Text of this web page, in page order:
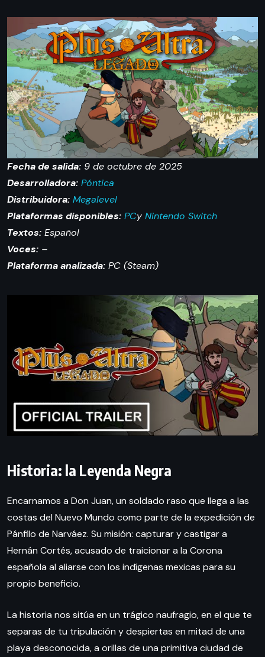
Fecha de salida: 9 de octubre de 2025
Desarrolladora: Póntica
Distribuidora: Megalevel
Plataformas disponibles: PCy Nintendo Switch
Textos: Español
Voces: –
Plataforma analizada: PC (Steam)
Historia: la Leyenda Negra
Encarnamos a Don Juan, un soldado raso que llega a las
costas del Nuevo Mundo como parte de la expedición de
Pánfilo de Narváez. Su misión: capturar y castigar a
Hernán Cortés, acusado de traicionar a la Corona
española al aliarse con los indígenas mexicas para su
propio beneficio.
La historia nos sitúa en un trágico naufragio, en el que te
separas de tu tripulación y despiertas en mitad de una
playa desconocida, a orillas de una primitiva ciudad de